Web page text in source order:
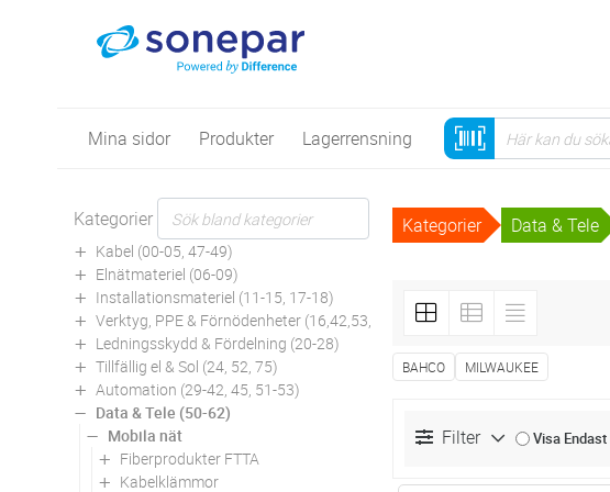
Mina sidor Produkter Lagerrensning
Kategorier
Kabel (00-05, 47-49)
Elnätmateriel (06-09)
Installationsmateriel (11-15, 17-18)
Verktyg, PPE & Förnödenheter (16,42,53,94)
Ledningsskydd & Fördelning (20-28)
Tillfällig el & Sol (24, 52, 75)
Automation (29-42, 45, 51-53)
Data & Tele (50-62)
Mobila nät
Fiberprodukter FTTA
Kabelklämmor
Kategorier Data & Tele
BAHCO MILWAUKEE
Filter Visa Endast